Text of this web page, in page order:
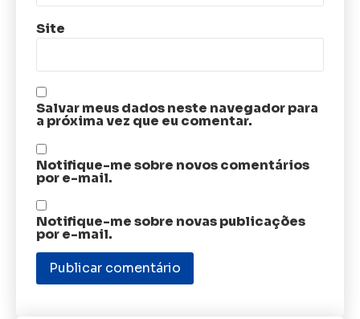
Site
Salvar meus dados neste navegador para
a próxima vez que eu comentar.
Notifique-me sobre novos comentários
por e-mail.
Notifique-me sobre novas publicações
por e-mail.